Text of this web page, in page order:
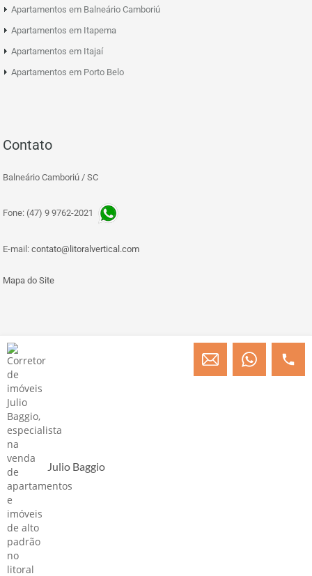
Apartamentos em Balneário Camboriú
Apartamentos em Itapema
Apartamentos em Itajaí
Apartamentos em Porto Belo
Contato
Balneário Camboriú / SC
Fone: (47) 9 9762-2021
E-mail: contato@litoralvertical.com
Mapa do Site
© Copyright 2013 » 2026 Engenheiro Julio C. Baggio - Corretor de Imóveis
Julio Baggio